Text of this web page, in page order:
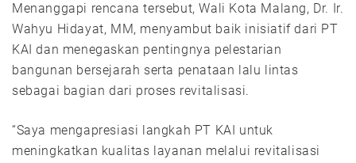
Menanggapi rencana tersebut, Wali Kota Malang, Dr. Ir.
Wahyu Hidayat, MM, menyambut baik inisiatif dari PT
KAI dan menegaskan pentingnya pelestarian
bangunan bersejarah serta penataan lalu lintas
sebagai bagian dari proses revitalisasi.
“Saya mengapresiasi langkah PT KAI untuk
meningkatkan kualitas layanan melalui revitalisasi